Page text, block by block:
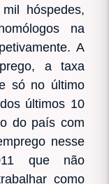
hóspedes,
na
A
a taxa
só no último
últimos 10
do país com
nesse
que não
como